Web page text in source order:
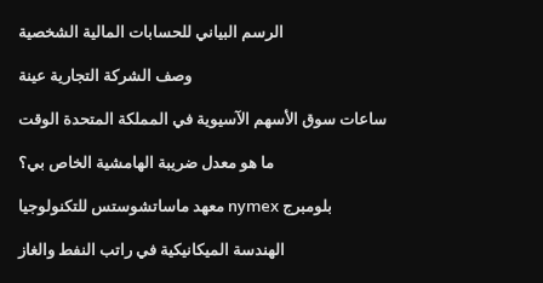
الرسم البياني للحسابات المالية الشخصية
وصف الشركة التجارية عينة
ساعات سوق الأسهم الآسيوية في المملكة المتحدة الوقت
ما هو معدل ضريبة الهامشية الخاص بي؟
معهد ماساتشوستس للتكنولوجيا nymex بلومبرج
الهندسة الميكانيكية في راتب النفط والغاز